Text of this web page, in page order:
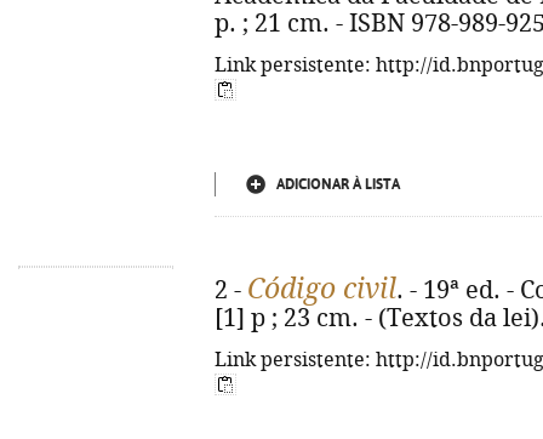
p. ; 21 cm. - ISBN 978-989-
Link persistente: http://
ADICIONAR À LISTA
2 - Código civil. - 19ª ed. -
[1] p ; 23 cm. - (Textos da
Link persistente: http://